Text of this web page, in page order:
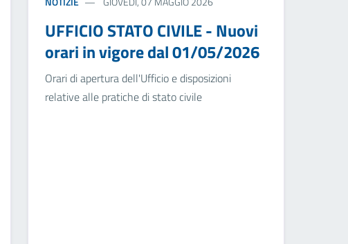
UFFICIO STATO CIVILE - Nuovi
orari in vigore dal 01/05/2026
Orari di apertura dell'Ufficio e disposizioni
relative alle pratiche di stato civile